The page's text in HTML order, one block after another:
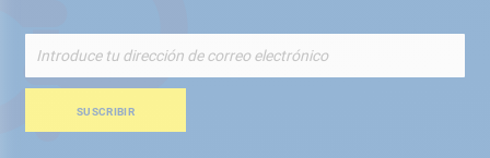
nuestro
de
SUSCRIBIR